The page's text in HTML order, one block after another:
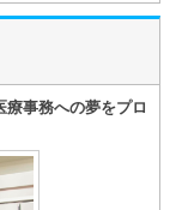
事務への夢をプロ